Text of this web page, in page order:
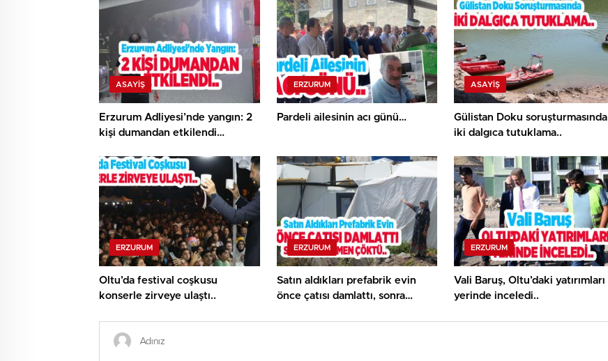
ASAYİŞ
Erzurum Adliyesi’nde yangın: 2
kişi dumandan etkilendi…
ERZURUM
Pardeli ailesinin acı günü…
ASAYİŞ
Gülistan Doku soruşturmasında
iki dalgıca tutuklama..
ERZURUM
Oltu’da festival coşkusu
konserle zirveye ulaştı..
ERZURUM
Satın aldıkları prefabrik evin
önce çatısı damlattı, sonra
ERZURUM
Vali Baruş, Oltu’daki yatırımları
yerinde inceledi..